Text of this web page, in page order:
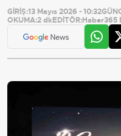
GİRİŞ:13 Mayıs 2026 - 10:32
OKUMA:2 dkEDİTÖR:Haber365